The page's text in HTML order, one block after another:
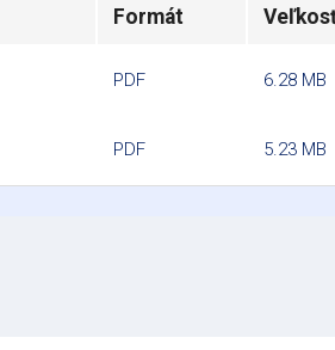
Formát
PDF 6.28 MB
PDF 5.23 MB